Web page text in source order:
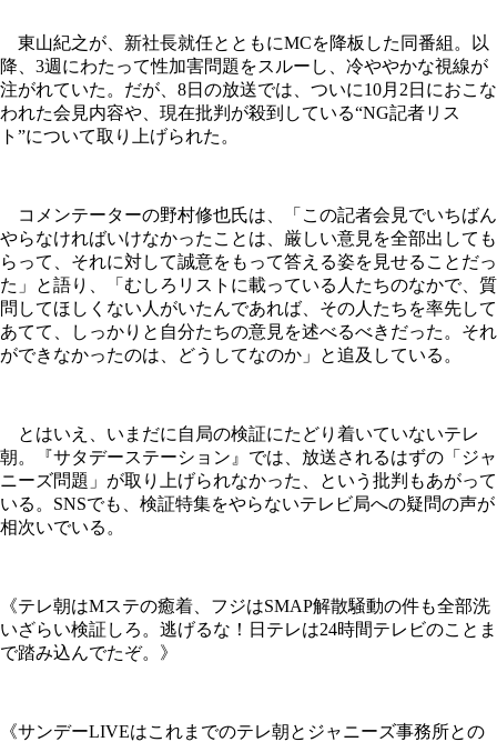
東山紀之が、新社長就任とともにMCを降板した同番組。以
降、3週にわたって性加害問題をスルーし、冷ややかな視線が
注がれていた。だが、8日の放送では、ついに10月2日におこな
われた会見内容や、現在批判が殺到している“NG記者リス
ト”について取り上げられた。
コメンテーターの野村修也氏は、「この記者会見でいちばん
やらなければいけなかったことは、厳しい意見を全部出しても
らって、それに対して誠意をもって答える姿を見せることだっ
た」と語り、「むしろリストに載っている人たちのなかで、質
問してほしくない人がいたんであれば、その人たちを率先して
あてて、しっかりと自分たちの意見を述べるべきだった。それ
ができなかったのは、どうしてなのか」と追及している。
とはいえ、いまだに自局の検証にたどり着いていないテレ
朝。『サタデーステーション』では、放送されるはずの「ジャ
ニーズ問題」が取り上げられなかった、という批判もあがって
いる。SNSでも、検証特集をやらないテレビ局への疑問の声が
相次いでいる。
《テレ朝はMステの癒着、フジはSMAP解散騒動の件も全部洗
いざらい検証しろ。逃げるな！日テレは24時間テレビのことま
で踏み込んでたぞ。》
《サンデーLIVEはこれまでのテレ朝とジャニーズ事務所との